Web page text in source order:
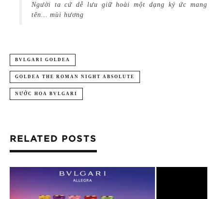
Người ta cứ dễ lưu giữ hoài một dạng ký ức mang
tên… mùi hương
BVLGARI GOLDEA
GOLDEA THE ROMAN NIGHT ABSOLUTE
NƯỚC HOA BVLGARI
RELATED POSTS